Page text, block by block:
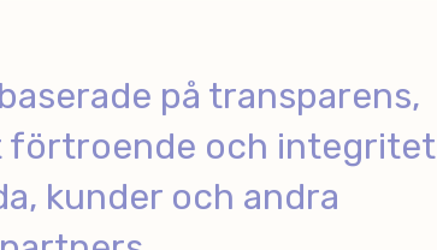
på transparens,
förtroende och integritet
kunder och andra